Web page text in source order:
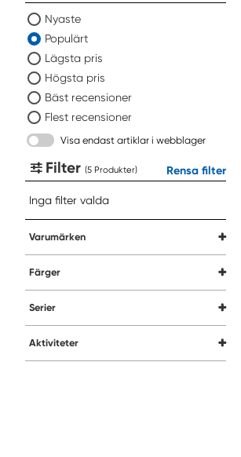
Nyaste
Populärt
Lägsta pris
Högsta pris
Bäst recensioner
Flest recensioner
Visa endast artiklar i webblager
Filter ( Produkter) Rensa filter
Inga filter valda
Varumärken
Färger
Serier
Aktiviteter